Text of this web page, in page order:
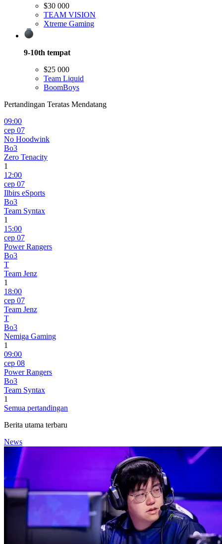
$30 000
TEAM VISION
Xtreme Gaming
9-10th tempat
$25 000
Team Liquid
BoomBoys
Pertandingan Teratas Mendatang
09:00
сер 07
No Hoodwink
Bo3
Zero Tenacity
1
12:00
сер 07
Ilbirs eSports
Bo3
Team Syntax
1
15:00
сер 07
Power Rangers
Bo3
T
Team Jenz
1
18:00
сер 07
Team Jenz
T
Bo3
Nemiga Gaming
1
09:00
сер 08
Power Rangers
Bo3
Team Syntax
1
Semua pertandingan
Berita utama terbaru
News